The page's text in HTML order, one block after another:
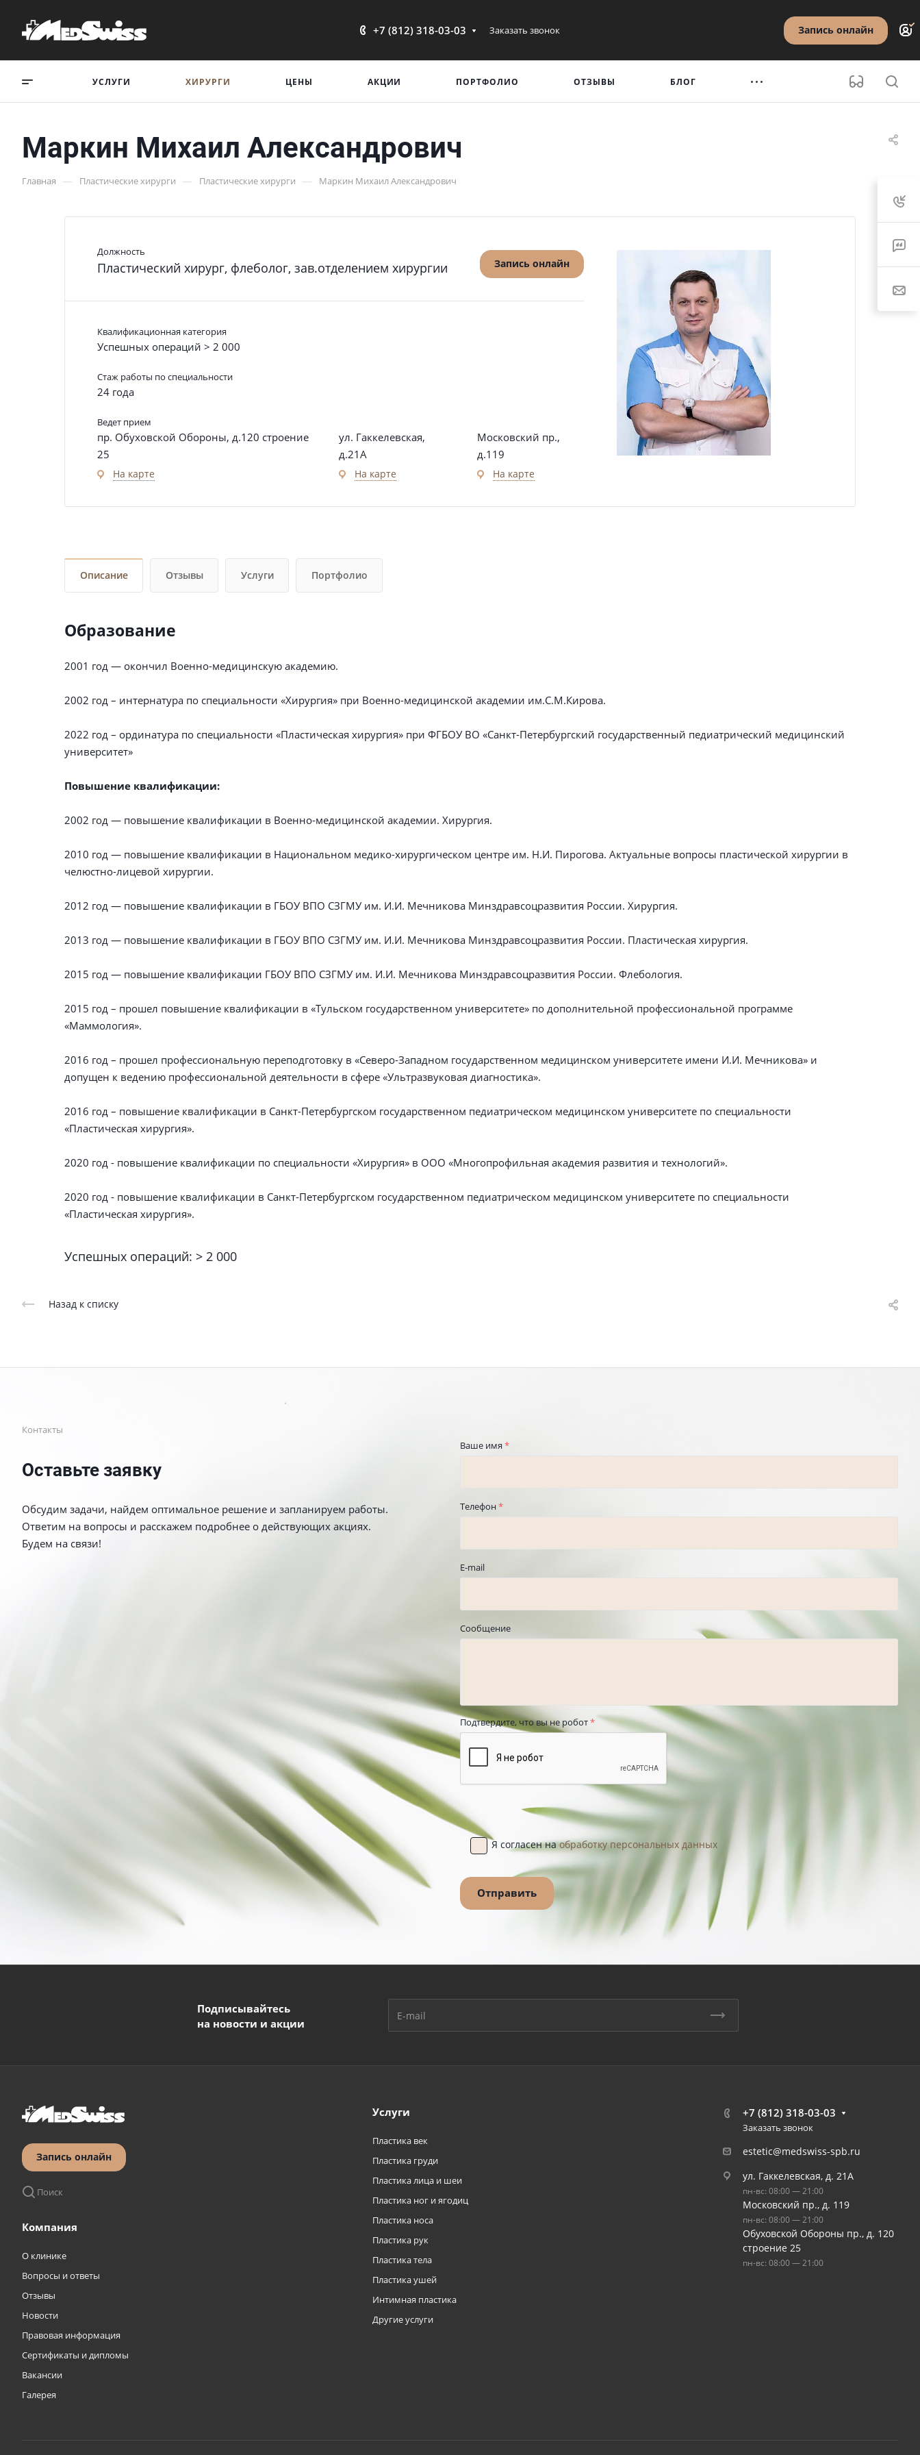
+7 (812) 318-03-03 Заказать звонок Запись онлайн
УСЛУГИ ХИРУРГИ ЦЕНЫ АКЦИИ ПОРТФОЛИО ОТЗЫВЫ БЛОГ
Маркин Михаил Александрович
Главная — Пластические хирурги — Пластические хирурги — Маркин Михаил Александрович
Должность
Пластический хирург, флеболог, зав.отделением хирургии Запись онлайн
Квалификационная категория
Успешных операций > 2 000
Стаж работы по специальности
24 года
Ведет прием
пр. Обуховской Обороны, д.120 строение
25
На карте
ул. Гаккелевская,
д.21А
На карте
Московский пр.,
д.119
На карте
Описание Отзывы Услуги Портфолио
Образование
2001 год — окончил Военно-медицинскую академию.
2002 год – интернатура по специальности «Хирургия» при Военно-медицинской академии им.С.М.Кирова.
2022 год – ординатура по специальности «Пластическая хирургия» при ФГБОУ ВО «Санкт-Петербургский государственный педиатрический медицинский
университет»
Повышение квалификации:
2002 год — повышение квалификации в Военно-медицинской академии. Хирургия.
2010 год — повышение квалификации в Национальном медико-хирургическом центре им. Н.И. Пирогова. Актуальные вопросы пластической хирургии в
челюстно-лицевой хирургии.
2012 год — повышение квалификации в ГБОУ ВПО СЗГМУ им. И.И. Мечникова Минздравсоцразвития России. Хирургия.
2013 год — повышение квалификации в ГБОУ ВПО СЗГМУ им. И.И. Мечникова Минздравсоцразвития России. Пластическая хирургия.
2015 год — повышение квалификации ГБОУ ВПО СЗГМУ им. И.И. Мечникова Минздравсоцразвития России. Флебология.
2015 год – прошел повышение квалификации в «Тульском государственном университете» по дополнительной профессиональной программе
«Маммология».
2016 год – прошел профессиональную переподготовку в «Северо-Западном государственном медицинском университете имени И.И. Мечникова» и
допущен к ведению профессиональной деятельности в сфере «Ультразвуковая диагностика».
2016 год – повышение квалификации в Санкт-Петербургском государственном педиатрическом медицинском университете по специальности
«Пластическая хирургия».
2020 год - повышение квалификации по специальности «Хирургия» в ООО «Многопрофильная академия развития и технологий».
2020 год - повышение квалификации в Санкт-Петербургском государственном педиатрическом медицинском университете по специальности
«Пластическая хирургия».
Успешных операций: > 2 000
Назад к списку
Контакты
Оставьте заявку
Обсудим задачи, найдем оптимальное решение и запланируем работы.
Ответим на вопросы и расскажем подробнее о действующих акциях.
Будем на связи!
Ваше имя *
Телефон*
E-mail
Сообщение
Подтвердите, что вы не робот*
Я согласен наобработку персональных данных
Подписывайтесь
на новости и акции
Запись онлайн
Поиск
Компания
О клинике
Вопросы и ответы
Отзывы
Новости
Правовая информация
Сертификаты и дипломы
Вакансии
Галерея
Услуги
Пластика век
Пластика груди
Пластика лица и шеи
Пластика ног и ягодиц
Пластика носа
Пластика рук
Пластика тела
Пластика ушей
Интимная пластика
Другие услуги
+7 (812) 318-03-03
Заказать звонок
estetic@medswiss-spb.ru
ул. Гаккелевская, д. 21А
пн-вс: 08:00 — 21:00
Московский пр., д. 119
пн-вс: 08:00 — 21:00
Обуховской Обороны пр., д. 120
строение 25
пн-вс: 08:00 — 21:00